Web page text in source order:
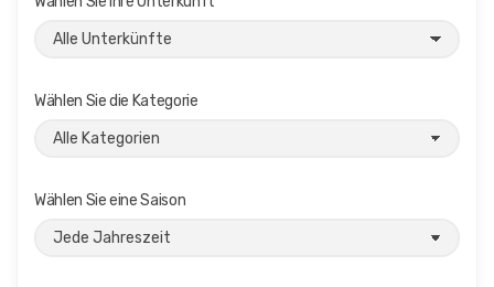
Wählen Sie die Kategorie
Wählen Sie eine Saison